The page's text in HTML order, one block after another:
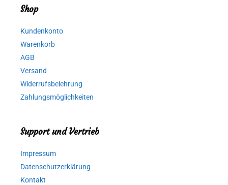
Shop
Kundenkonto
Warenkorb
AGB
Versand
Widerrufsbelehrung
Zahlungsmöglichkeiten
Support und Vertrieb
Impressum
Datenschutzerklärung
Kontakt